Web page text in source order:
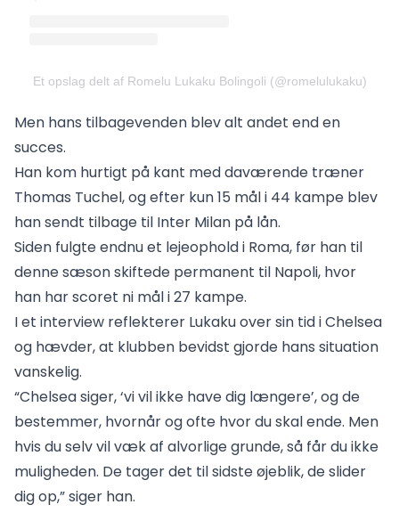
Et opslag delt af Romelu Lukaku Bolingoli (@romelulukaku)
Men hans tilbagevenden blev alt andet end en
succes.
Han kom hurtigt på kant med daværende træner
Thomas Tuchel, og efter kun 15 mål i 44 kampe blev
han sendt tilbage til Inter Milan på lån.
Siden fulgte endnu et lejeophold i Roma, før han til
denne sæson skiftede permanent til Napoli, hvor
han har scoret ni mål i 27 kampe.
I et interview reflekterer Lukaku over sin tid i Chelsea
og hævder, at klubben bevidst gjorde hans situation
vanskelig.
“Chelsea siger, ‘vi vil ikke have dig længere’, og de
bestemmer, hvornår og ofte hvor du skal ende. Men
hvis du selv vil væk af alvorlige grunde, så får du ikke
muligheden. De tager det til sidste øjeblik, de slider
dig op,” siger han.